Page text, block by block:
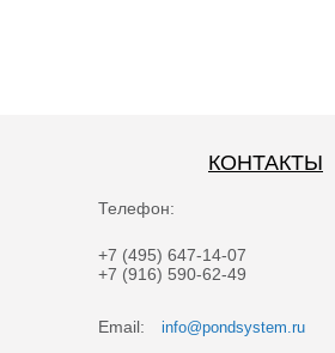
КОНТАКТЫ
Телефон:
+7 (495) 647-14-07
+7 (916) 590-62-49
Email: info@pondsystem.ru